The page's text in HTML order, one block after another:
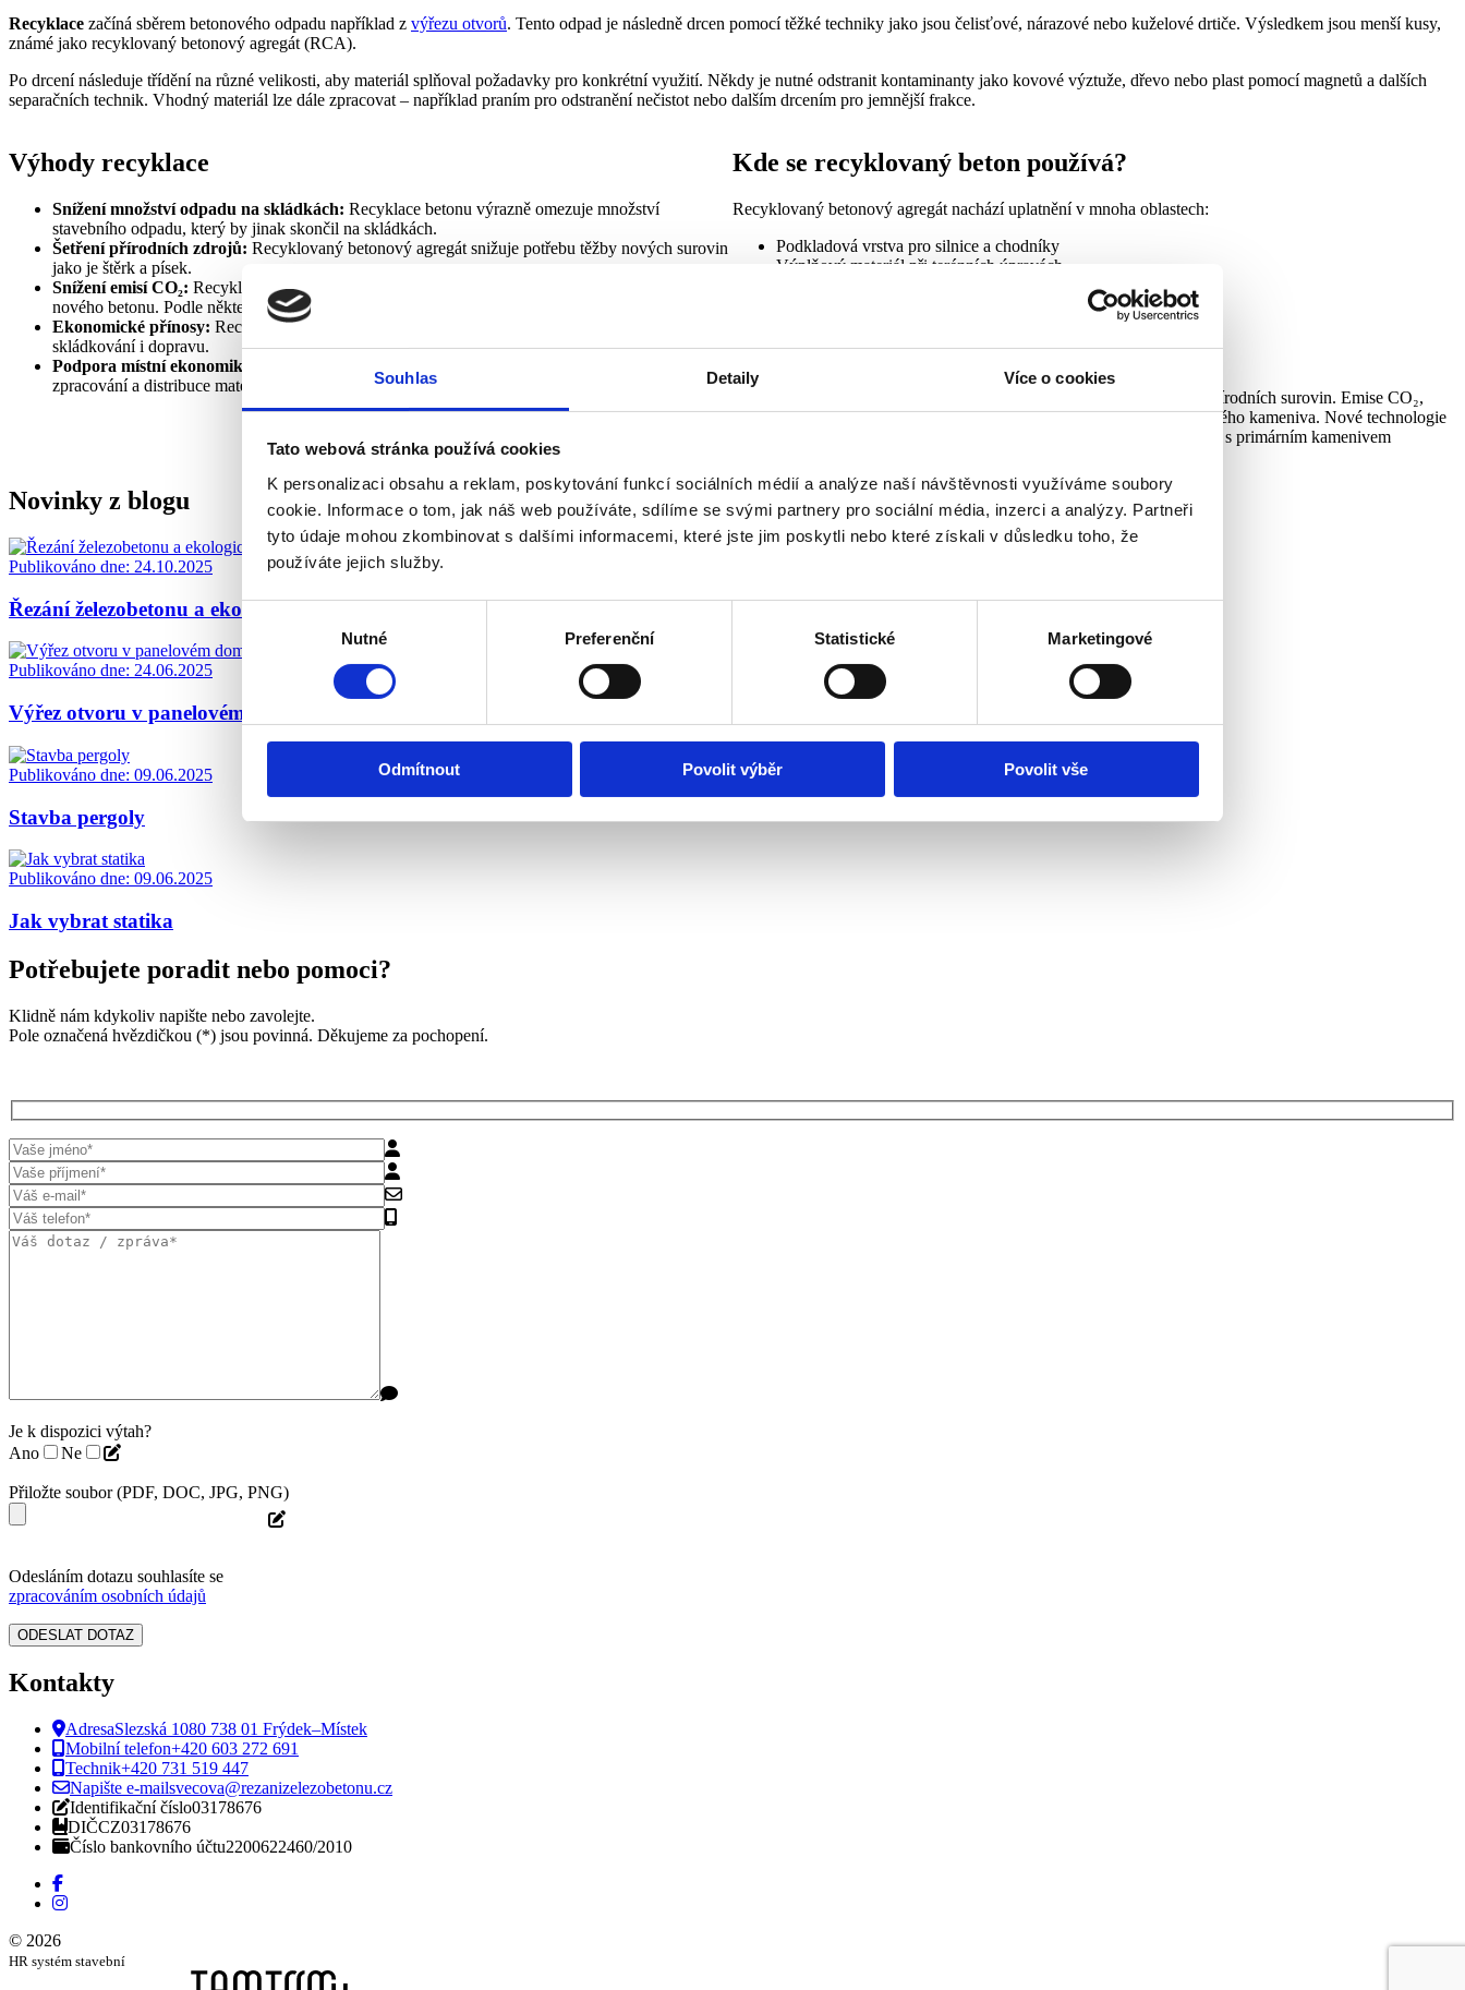
Souhlas Detaily Více o cookies
Tato webová stránka používá cookies
K personalizaci obsahu a reklam, poskytování funkcí sociálních médií a analýze naší návštěvnosti využíváme soubory
cookie. Informace o tom, jak náš web používáte, sdílíme se svými partnery pro sociální média, inzerci a analýzy. Partneři
tyto údaje mohou zkombinovat s dalšími informacemi, které jste jim poskytli nebo které získali v důsledku toho, že
používáte jejich služby.
Nutné Preferenční Statistické Marketingové
Odmítnout Povolit výběr Povolit vše
Recyklace začíná sběrem betonového odpadu například z výřezu otvorů. Tento odpad je následně drcen pomocí těžké techniky jako jsou čelisťové, nárazové nebo kuželové drtiče. Výsledkem jsou menší kusy,
známé jako recyklovaný betonový agregát (RCA).
Po drcení následuje třídění na různé velikosti, aby materiál splňoval požadavky pro konkrétní využití. Někdy je nutné odstranit kontaminanty jako kovové výztuže, dřevo nebo plast pomocí magnetů a dalších
separačních technik. Vhodný materiál lze dále zpracovat – například praním pro odstranění nečistot nebo dalším drcením pro jemnější frakce.
Výhody recyklace
Snížení množství odpadu na skládkách: Recyklace betonu výrazně omezuje množství
stavebního odpadu, který by jinak skončil na skládkách.
Šetření přírodních zdrojů: Recyklovaný betonový agregát snižuje potřebu těžby nových surovin
jako je štěrk a písek.
Snížení emisí CO₂: Recyklace betonu vede k nižší produkci skleníkových plynů oproti výrobě
nového betonu. Podle některých studií může recyklace jedné tuny betonu ušetřit až 900 kg CO₂.
Ekonomické přínosy: Recyklovaný beton je často levnější než nový materiál a snižuje náklady na
skládkování i dopravu.
Podpora místní ekonomiky:
zpracování a distribuce materiálu.
Kde se recyklovaný beton používá?
Recyklovaný betonový agregát nachází uplatnění v mnoha oblastech:
Podkladová vrstva pro silnice a chodníky
Výplňový materiál při terénních úpravách
Směsi s novým betonem pro různé stavební aplikace
Ekologické a technické aspekty
Recyklace betonu má obecně nižší environmentální dopad než těžba přírodních surovin. Emise CO₂,
NOx, SO₂ a prachu jsou při recyklaci výrazně nižší než při výrobě nového kameniva. Nové technologie
navíc umožňují dosáhnout kvality recyklovaného materiálu srovnatelné s primárním kamenivem
Novinky z blogu
Publikováno dne: 24.10.2025
Řezání železobetonu a ekologická likvidace
Publikováno dne: 24.06.2025
Výřez otvoru v panelovém domě – krok za krokem
Publikováno dne: 09.06.2025
Stavba pergoly
Publikováno dne: 09.06.2025
Jak vybrat statika
Potřebujete poradit nebo pomoci?
Klidně nám kdykoliv napište nebo zavolejte.
Pole označená hvězdičkou (*) jsou povinná. Děkujeme za pochopení.
Je k dispozici výtah?
Ano
Ne
Přiložte soubor (PDF, DOC, JPG, PNG)
Odesláním dotazu souhlasíte se
zpracováním osobních údajů
Kontakty
AdresaSlezská 1080 738 01 Frýdek–Místek
Mobilní telefon+420 603 272 691
Technik+420 731 519 447
Napište e-mailsvecova@rezanizelezobetonu.cz
Identifikační číslo03178676
DIČCZ03178676
Číslo bankovního účtu2200622460/2010
© 2026
HR systém stavební